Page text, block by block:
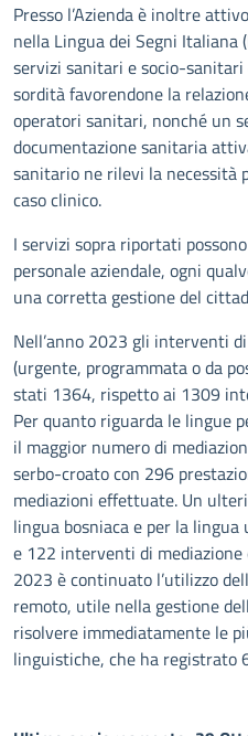
Presso l’Azienda è inoltre
nella Lingua dei Segni Italiana
servizi sanitari e socio-
sordità favorendone la
operatori sanitari, nonché un
documentazione sanitaria
sanitario ne rilevi la necessità
caso clinico.
I servizi sopra riportati
personale aziendale, ogni
una corretta gestione del
Nell’anno 2023 gli interventi
(urgente, programmata o da
stati 1364, rispetto ai 1309
Per quanto riguarda le lingue
il maggior numero di
serbo-croato con 296
mediazioni effettuate. Un
lingua bosniaca e per la
e 122 interventi di
2023 è continuato l’utilizzo
remoto, utile nella gestione
risolvere immediatamente le
linguistiche, che ha registrato